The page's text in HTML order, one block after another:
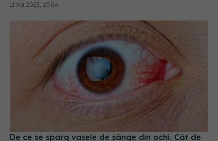
11 noi 2025, 23:04
De ce se sparg vasele de sânge din ochi. Cât de